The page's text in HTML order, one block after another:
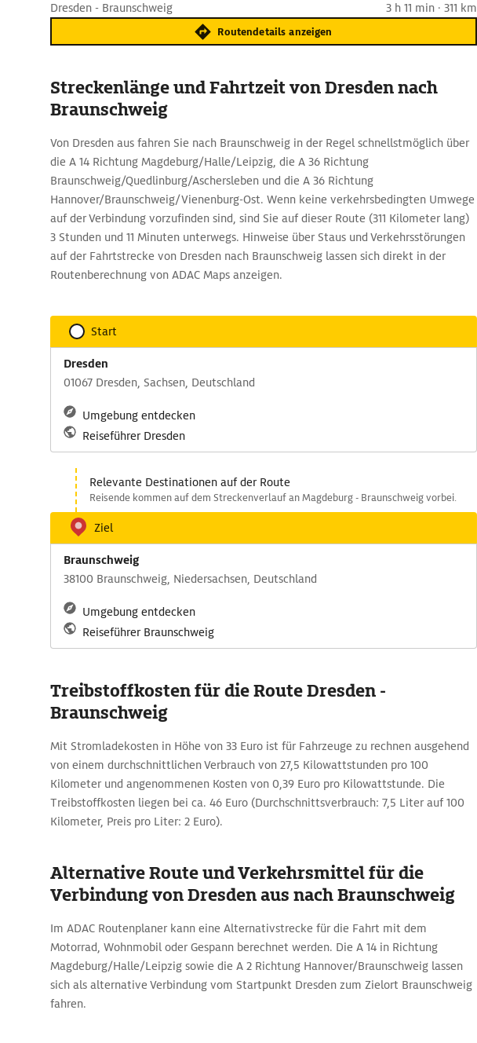
Dresden - Braunschweig 3 h 11 min · 311 km
Routendetails anzeigen
Streckenlänge und Fahrtzeit von Dresden nach
Braunschweig
Von Dresden aus fahren Sie nach Braunschweig in der Regel schnellstmöglich über
die A 14 Richtung Magdeburg/Halle/Leipzig, die A 36 Richtung
Braunschweig/Quedlinburg/Aschersleben und die A 36 Richtung
Hannover/Braunschweig/Vienenburg-Ost. Wenn keine verkehrsbedingten Umwege
auf der Verbindung vorzufinden sind, sind Sie auf dieser Route (311 Kilometer lang)
3 Stunden und 11 Minuten unterwegs. Hinweise über Staus und Verkehrsstörungen
auf der Fahrtstrecke von Dresden nach Braunschweig lassen sich direkt in der
Routenberechnung von ADAC Maps anzeigen.
Start
Dresden
01067 Dresden, Sachsen, Deutschland
Umgebung entdecken
Reiseführer Dresden
Relevante Destinationen auf der Route
Reisende kommen auf dem Streckenverlauf an Magdeburg - Braunschweig vorbei.
Ziel
Braunschweig
38100 Braunschweig, Niedersachsen, Deutschland
Umgebung entdecken
Reiseführer Braunschweig
Treibstoffkosten für die Route Dresden -
Braunschweig
Mit Stromladekosten in Höhe von 33 Euro ist für Fahrzeuge zu rechnen ausgehend
von einem durchschnittlichen Verbrauch von 27,5 Kilowattstunden pro 100
Kilometer und angenommenen Kosten von 0,39 Euro pro Kilowattstunde. Die
Treibstoffkosten liegen bei ca. 46 Euro (Durchschnittsverbrauch: 7,5 Liter auf 100
Kilometer, Preis pro Liter: 2 Euro).
Alternative Route und Verkehrsmittel für die
Verbindung von Dresden aus nach Braunschweig
Im ADAC Routenplaner kann eine Alternativstrecke für die Fahrt mit dem
Motorrad, Wohnmobil oder Gespann berechnet werden. Die A 14 in Richtung
Magdeburg/Halle/Leipzig sowie die A 2 Richtung Hannover/Braunschweig lassen
sich als alternative Verbindung vom Startpunkt Dresden zum Zielort Braunschweig
fahren.